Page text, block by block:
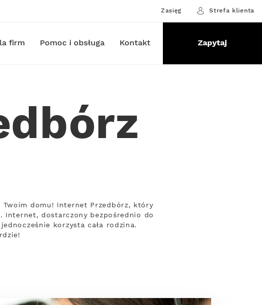
Zasięg Strefa klienta
firm Pomoc i obsługa Kontakt Zapytaj
Twoim domu! Internet Przedbórz, który
Internet, dostarczony bezpośrednio do
korzysta cała rodzina.